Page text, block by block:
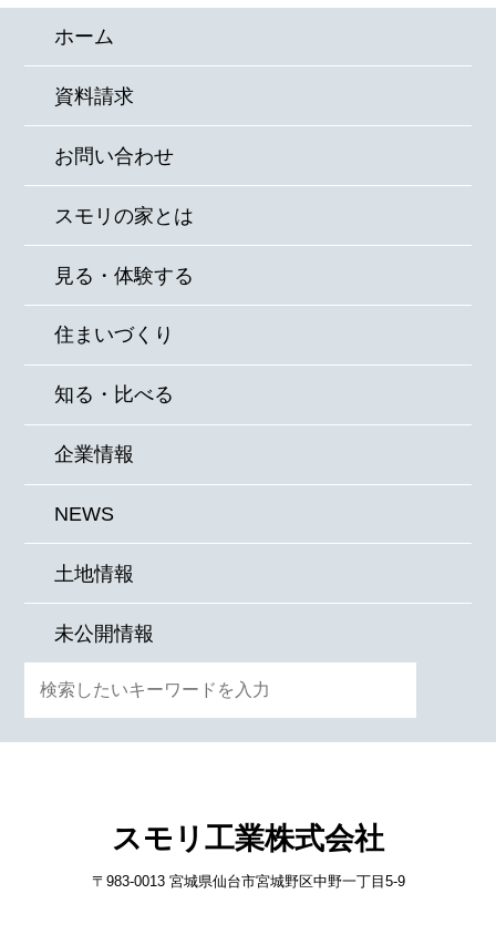
ホーム
資料請求
お問い合わせ
スモリの家とは
見る・体験する
住まいづくり
知る・比べる
企業情報
NEWS
土地情報
未公開情報
スモリ工業株式会社
〒983-0013 宮城県仙台市宮城野区中野一丁目5-9